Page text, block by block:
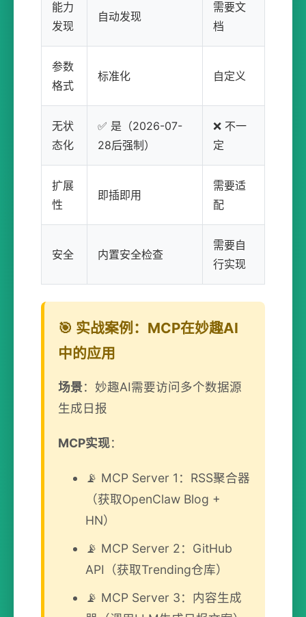
能力
发现
自动发现
需要文
档
参数
格式
标准化 自定义
无状
态化
✅ 是（2026-07-
28后强制）
❌ 不一
定
扩展
性
即插即用
需要适
配
安全 内置安全检查
需要自
行实现
🎯 实战案例：MCP在妙趣AI
中的应用
场景：妙趣AI需要访问多个数据源
生成日报
MCP实现：
📡 MCP Server 1：RSS聚合器
（获取OpenClaw Blog +
HN）
📡 MCP Server 2：GitHub
API（获取Trending仓库）
📡 MCP Server 3：内容生成